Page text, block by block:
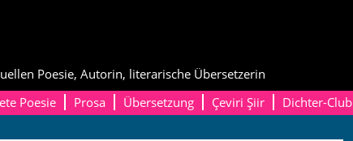
Poesie, Autorin, literarische Übersetzerin
Poesie Prosa Übersetzung Çeviri Şiir Dichter-Club